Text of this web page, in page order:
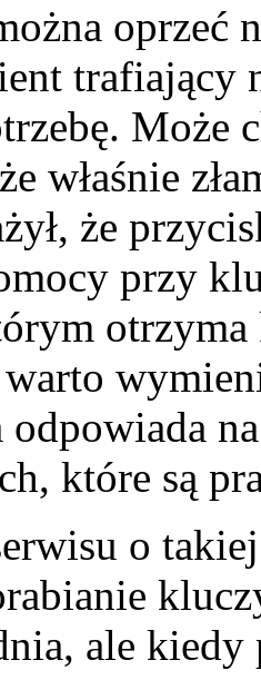
oprzeć
trafiający
Może
właśnie
że
przy
które są
o
ale